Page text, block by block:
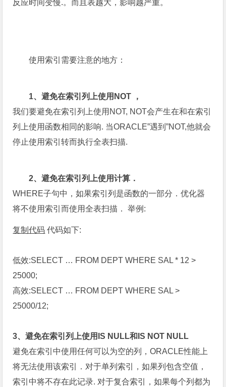
反应时间变慢.。而且表越大，影响越严重。
使用索引需要注意的地方：
1、避免在索引列上使用NOT ，
我们要避免在索引列上使用NOT, NOT会产生在和在索引
列上使用函数相同的影响. 当ORACLE”遇到”NOT,他就会
停止使用索引转而执行全表扫描.
2、避免在索引列上使用计算．
WHERE子句中，如果索引列是函数的一部分．优化器
将不使用索引而使用全表扫描． 举例:
复制代码 代码如下:
低效:SELECT … FROM DEPT WHERE SAL * 12 >
25000;
高效:SELECT … FROM DEPT WHERE SAL >
25000/12;
3、避免在索引列上使用IS NULL和IS NOT NULL
避免在索引中使用任何可以为空的列，ORACLE性能上
将无法使用该索引．对于单列索引，如果列包含空值，
索引中将不存在此记录. 对于复合索引，如果每个列都为